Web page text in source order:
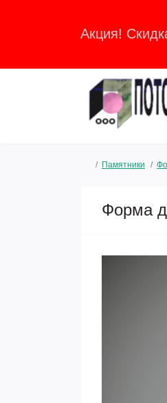
Акция!
Памятники
Форма